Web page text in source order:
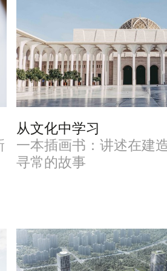
从文化中学习
一本插画书：讲述在建
寻常的故事